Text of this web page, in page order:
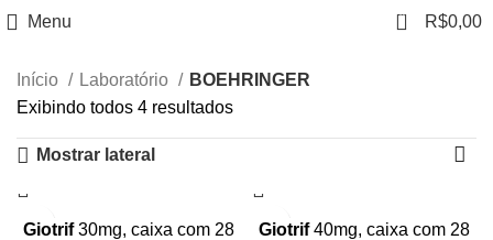
Menu 0 R$0,00
Início Laboratório
BOEHRINGER
Exibindo todos 4 resultados
Mostrar lateral
Giotrif30mg, caixa com 28
Giotrif40mg, caixa com 28